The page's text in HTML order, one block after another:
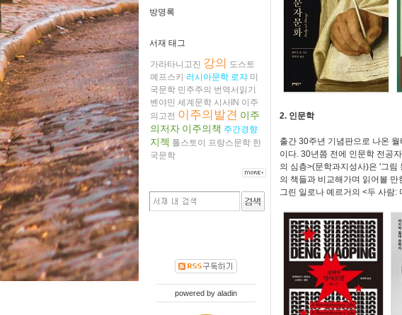
방명록
서재 태그
가라타니고진 강의 도스토
예프스키
러시아문학 로쟈 미
국문학 민주주의 번역서읽기
벤야민 세계문학 시사IN 이주
의고전 이주의발견 이주
의저자 이주의책 주간경향
지젝 톨스토이 프랑스문학 한
국문학
powered by aladin
2. 인문학
출간 30주년 기념판으로 나온
이다. 30년쯤 전에 인문학 전공
의 심층>(문학과지성사)은 '그
의 책들과 비교해가며 읽어볼
그린 일로나 예르거의 <두 사람: